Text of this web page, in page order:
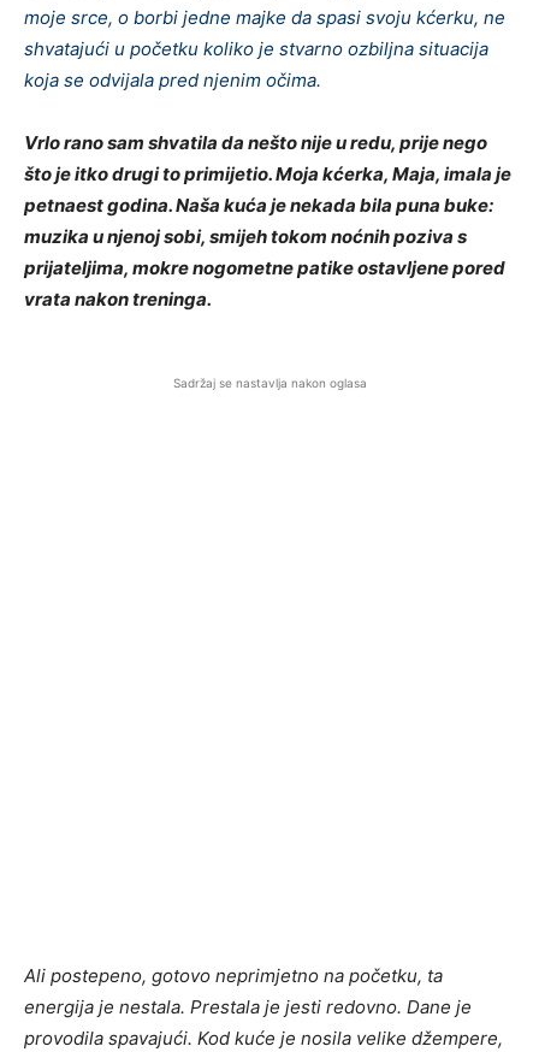
moje srce, o borbi jedne majke da spasi svoju kćerku, ne
shvatajući u početku koliko je stvarno ozbiljna situacija
koja se odvijala pred njenim očima.
Vrlo rano sam shvatila da nešto nije u redu, prije nego
što je itko drugi to primijetio. Moja kćerka, Maja, imala je
petnaest godina. Naša kuća je nekada bila puna buke:
muzika u njenoj sobi, smijeh tokom noćnih poziva s
prijateljima, mokre nogometne patike ostavljene pored
vrata nakon treninga.
Sadržaj se nastavlja nakon oglasa
Ali postepeno, gotovo neprimjetno na početku, ta
energija je nestala. Prestala je jesti redovno. Dane je
provodila spavajući. Kod kuće je nosila velike džempere,